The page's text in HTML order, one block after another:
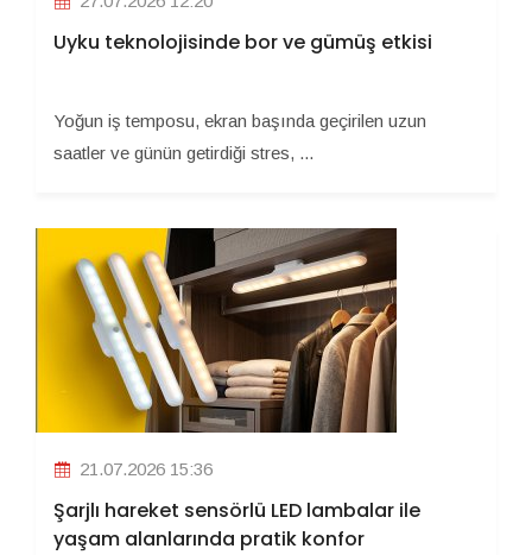
Uyku teknolojisinde bor ve gümüş etkisi
Yoğun iş temposu, ekran başında geçirilen uzun
saatler ve günün getirdiği stres, ...
21.07.2026 15:36
Şarjlı hareket sensörlü LED lambalar ile
yaşam alanlarında pratik konfor